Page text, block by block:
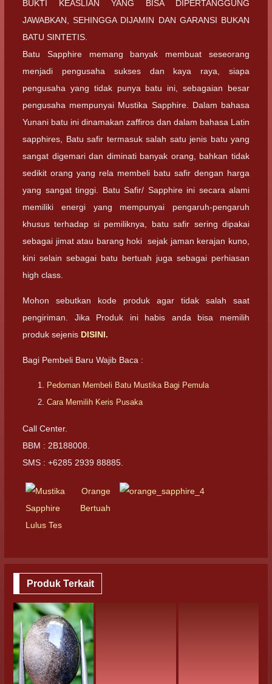
BUKTI KEASLIAN YANG BISA DIPERTANGGUNG
JAWABKAN, SEHINGGA DIJAMIN DAN GARANSI BUKAN
BATU SINTETIS.
Batu Sapphire memang banyak membuat seseorang
menjadi pengusaha sukses dan kaya raya, siapa
pengusaha yang tidak punya batu ini, sebagaian besar
pengusaha mempunyai Mustika Sapphire. Dalam bahasa
Yunani batu ini dinamakan zaffiros dan dalam bahasa Latin
sapphires, Batu safir termasuk salah satu jenis batu yang
sangat digemari dan diminati banyak orang, bahkan tidak
sedikit orang yang rela membeli batu safir dengan harga
yang sangat tinggi. Batu Safir/ Sapphire ini secara alami
memiliki energi yang mempunyai pengaruh-pengaruh
khusus terhadap si pemiliknya, batu safir sering dipakai
sebagai jimat atau barang hoki sejak jaman kerajan kuno,
kini selain sebagai batu bertuah juga sebagai perhiasan
high class.
Mohon sebutkan kode produk agar tidak salah saat
pengiriman. Jika Produk ini habis anda bisa memilih
produk sejenis DISINI.
Bagi Pembeli Baru Wajib Baca :
Pedoman Membeli Batu Mustika Bagi Pemula
Cara Memilih Keris Pusaka
Call Center.
BBM : 2B188008.
SMS : +6285 2939 88885.
Produk Terkait